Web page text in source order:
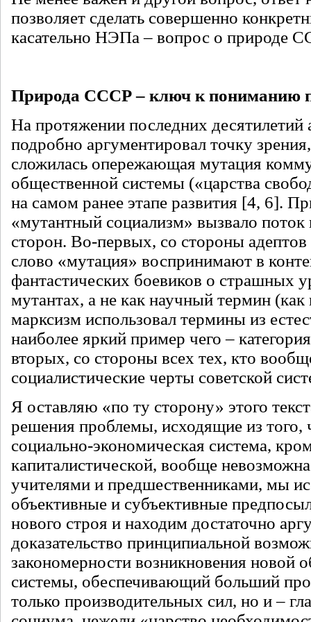
позволяет сделать совершенно
касательно НЭПа – вопрос о природе
Природа СССР – ключ к пониманию
На протяжении последних десятилетий
подробно аргументировал точку
сложилась опережающая мутация
общественной системы («царства
на самом ранее этапе развития [4, 6].
«мутантный социализм» вызвало поток
сторон. Во-первых, со стороны
слово «мутация» воспринимают в
фантастических боевиков о страшных
мутантах, а не как научный термин (как
марксизм использовал термины из
наиболее яркий пример чего –
вторых, со стороны всех тех, кто
социалистические черты советской
Я оставляю «по ту сторону» этого
решения проблемы, исходящие из того,
социально-экономическая система,
капиталистической, вообще
учителями и предшественниками, мы
объективные и субъективные
нового строя и находим достаточно
доказательство принципиальной
закономерности возникновения новой
системы, обеспечивающий больший
только производительных сил, но и –